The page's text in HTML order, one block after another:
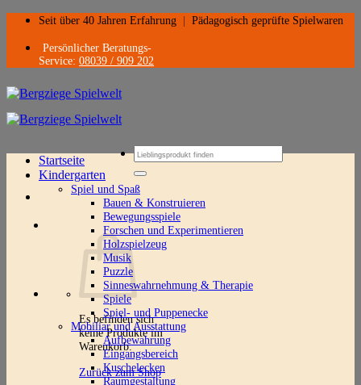
Zum
springen
Seit über 40 Jahren Erfahrung Pädagogisch geprüfte Spielwaren
Persönlicher Beratungs-
Service: 08039 / 909 202
Suchen
nach:
Es befinden sich
keine Produkte im
Warenkorb.
Zurück zum Shop
Startseite
Kindergarten
Spiel und Spaß
Bauen & Konstruieren
Bewegungsspiele
Forschen und Experimentieren
Holzspielzeug
Musik
Puzzle
Sinneswahrnehmung & Therapie
Spiele
Spiel- und Puppenecke
Mobiliar und Ausstattung
Aufbewahrung
Eingangsbereich
Kuschelecken
Raumgestaltung